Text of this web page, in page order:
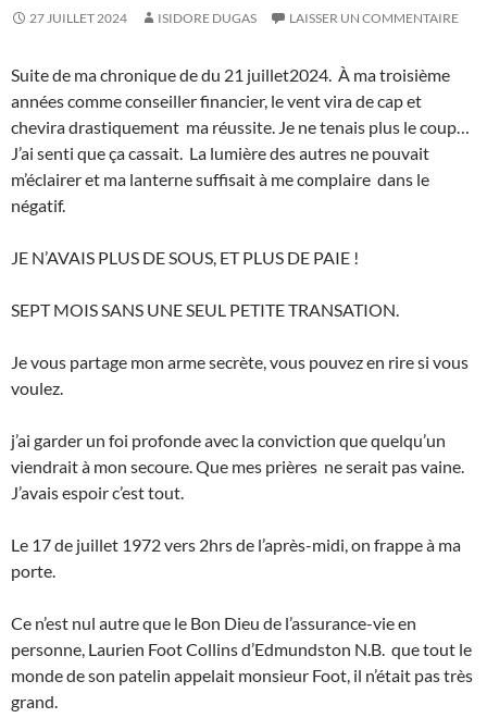
27 JUILLET 2024 ISIDORE DUGAS LAISSER UN COMMENTAIRE
Suite de ma chronique de du 21 juillet2024. À ma troisième
années comme conseiller financier, le vent vira de cap et
chevira drastiquement ma réussite. Je ne tenais plus le coup…
J’ai senti que ça cassait. La lumière des autres ne pouvait
m’éclairer et ma lanterne suffisait à me complaire dans le
négatif.
JE N’AVAIS PLUS DE SOUS, ET PLUS DE PAIE !
SEPT MOIS SANS UNE SEUL PETITE TRANSATION.
Je vous partage mon arme secrète, vous pouvez en rire si vous
voulez.
j’ai garder un foi profonde avec la conviction que quelqu’un
viendrait à mon secoure. Que mes prières ne serait pas vaine.
J’avais espoir c’est tout.
Le 17 de juillet 1972 vers 2hrs de l’après-midi, on frappe à ma
porte.
Ce n’est nul autre que le Bon Dieu de l’assurance-vie en
personne, Laurien Foot Collins d’Edmundston N.B. que tout le
monde de son patelin appelait monsieur Foot, il n’était pas très
grand.